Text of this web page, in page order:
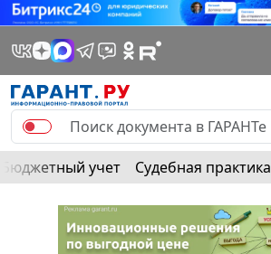
Бюджетный учет Судебная практика